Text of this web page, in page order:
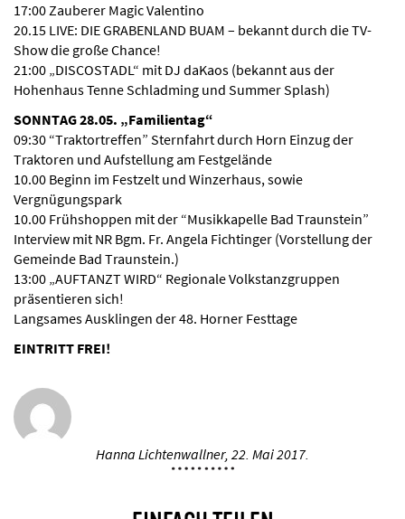
17:00 Zauberer Magic Valentino
20.15 LIVE: DIE GRABENLAND BUAM – bekannt durch die TV-
Show die große Chance!
21:00 „DISCOSTADL“ mit DJ daKaos (bekannt aus der
Hohenhaus Tenne Schladming und Summer Splash)
SONNTAG 28.05. „Familientag“
09:30 “Traktortreffen” Sternfahrt durch Horn Einzug der
Traktoren und Aufstellung am Festgelände
10.00 Beginn im Festzelt und Winzerhaus, sowie
Vergnügungspark
10.00 Frühshoppen mit der “Musikkapelle Bad Traunstein”
Interview mit NR Bgm. Fr. Angela Fichtinger (Vorstellung der
Gemeinde Bad Traunstein.)
13:00 „AUFTANZT WIRD“ Regionale Volkstanzgruppen
präsentieren sich!
Langsames Ausklingen der 48. Horner Festtage
EINTRITT FREI!
Hanna Lichtenwallner, 22. Mai 2017.